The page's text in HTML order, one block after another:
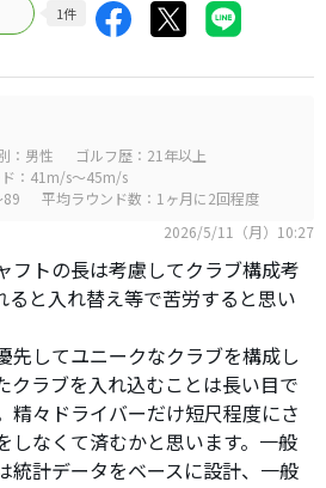
1件
：男性
ゴルフ歴：21年以上
：41m/s～45m/s
平均ラウンド数：1ヶ月に2回程度
2026/5/11（月）10:27
フトの長は考慮してクラブ構成考
ると入れ替え等で苦労すると思い
してユニークなクラブを構成し
クラブを入れ込むことは長い目で
精々ドライバーだけ短尺程度にさ
しなくて済むかと思います。一般
統計データをベースに設計、一般